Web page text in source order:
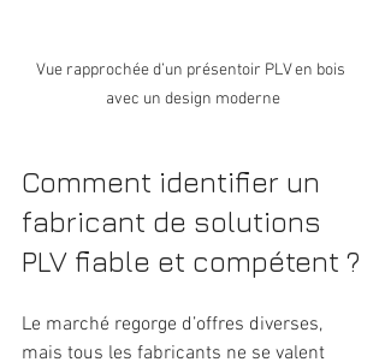
Vue rapprochée d’un présentoir PLV en bois
avec un design moderne
Comment identifier un
fabricant de solutions
PLV fiable et compétent ?
Le marché regorge d’offres diverses,
mais tous les fabricants ne se valent